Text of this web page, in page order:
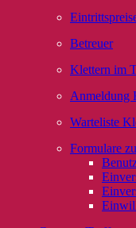
Betreuer
Klettern im
Anmeldung
Warteliste
Formulare